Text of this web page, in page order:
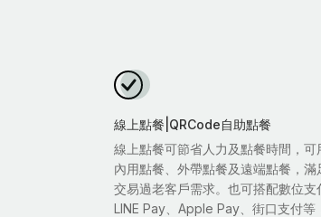
線上點餐|QRCode自助點餐
線上點餐可節省人力及點餐時間，可
內用點餐、外帶點餐及遠端點餐，滿
交易過老客戶需求。也可搭配數位支
LINE Pay、Apple Pay、街口支付等